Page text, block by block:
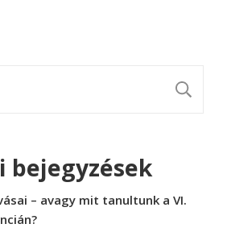
bejegyzések
– avagy mit tanultunk a VI.